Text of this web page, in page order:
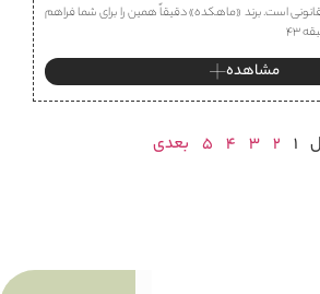
است. برند «ماهكده» دقیقاً همین را برای شما فراهم
۴۳
مشاهده
1
2
3
4
5 بعدی